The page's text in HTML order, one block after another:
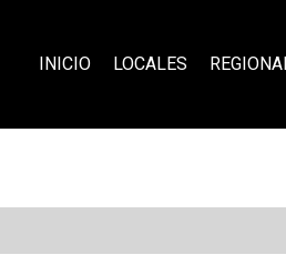
INICIO LOCALES